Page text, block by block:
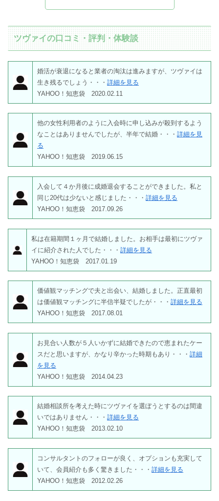
ツヴァイの口コミ・評判・体験談
婚活が衰退になると業者の淘汰は進みますが、ツヴァイは
生き残るでしょう・・・ 詳細を見る
YAHOO！知恵袋 2020.02.11
他の女性利用者のように入会時に申し込みが殺到するよう
なことはありませんでしたが、半年で結婚・・・ 詳細を見
る
YAHOO！知恵袋 2019.06.15
入会して４か月後に成婚退会することができました。私と
同じ20代は少ないと感じました・・・ 詳細を見る
YAHOO！知恵袋 2017.09.26
私は在籍期間１ヶ月で結婚しました。お相手は最初にツヴァ
イに紹介された人でした・・・ 詳細を見る
YAHOO！知恵袋 2017.01.19
価値観マッチングで夫と出会い、結婚しました。正直最初
は価値観マッチングに半信半疑でしたが・・・ 詳細を見る
YAHOO！知恵袋 2017.08.01
お見合い人数が５人いかずに結婚できたので恵まれたケー
スだと思いますが、かなり辛かった時期もあり・・・ 詳細
を見る
YAHOO！知恵袋 2014.04.23
結婚相談所を考えた時にツヴァイを選ぼうとするのは間違
いではありません・・・ 詳細を見る
YAHOO！知恵袋 2013.02.10
コンサルタントのフォローが良く、オプションも充実して
いて、会員紹介も多く驚きました・・・ 詳細を見る
YAHOO！知恵袋 2012.02.26